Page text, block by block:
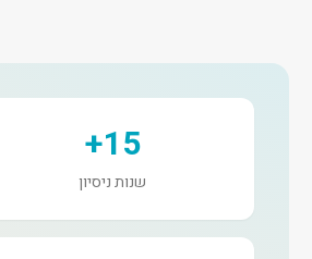
15+
שנות ניסיון